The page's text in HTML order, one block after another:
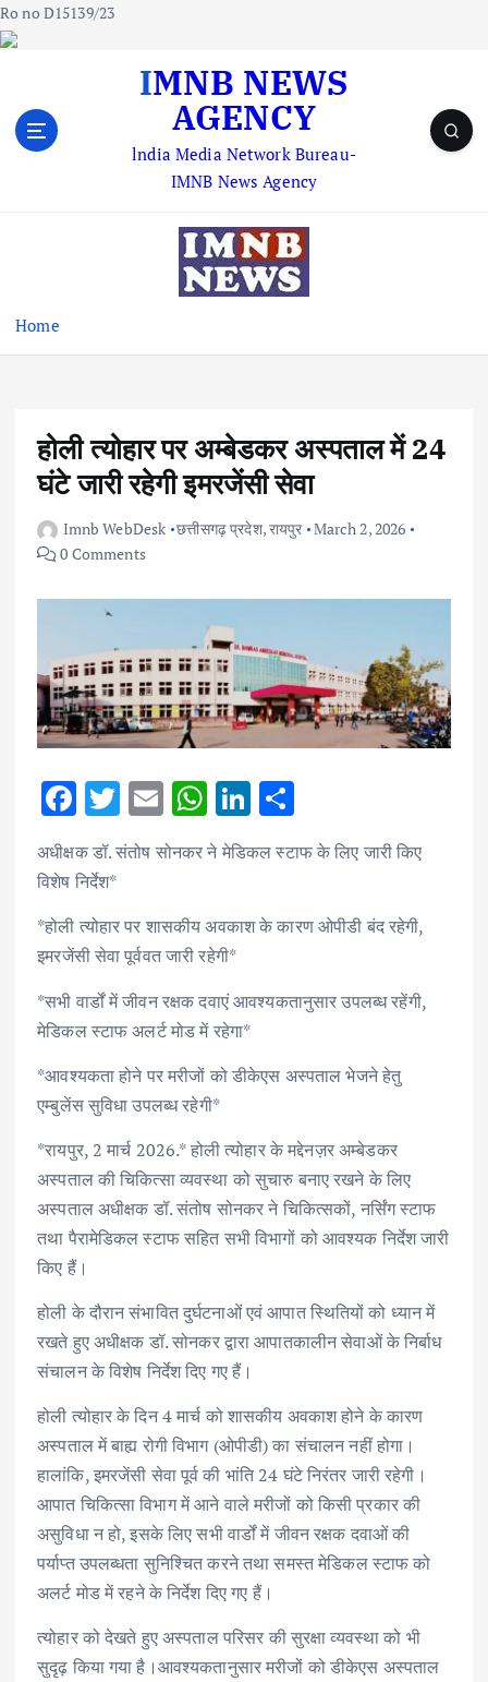
Ro no D15139/23
IMNB NEWS
AGENCY
lndia Media Network Bureau-
IMNB News Agency
Home
होली त्योहार पर अम्बेडकर अस्पताल में 24
घंटे जारी रहेगी इमरजेंसी सेवा
Imnb WebDesk छत्तीसगढ़ प्रदेश,रायपुर March 2, 2026
0 Comments
F
ac
e
b
o
o
k
T
w
it
r
E
m
ai
W
h
at
A
p
p
Li
k
dI
ar
अधीक्षक डॉ. संतोष सोनकर ने मेडिकल स्टाफ के लिए जारी किए
विशेष निर्देश*
*होली त्योहार पर शासकीय अवकाश के कारण ओपीडी बंद रहेगी,
इमरजेंसी सेवा पूर्ववत जारी रहेगी*
*सभी वार्डों में जीवन रक्षक दवाएं आवश्यकतानुसार उपलब्ध रहेंगी,
मेडिकल स्टाफ अलर्ट मोड में रहेगा*
*आवश्यकता होने पर मरीजों को डीकेएस अस्पताल भेजने हेतु
एम्बुलेंस सुविधा उपलब्ध रहेगी*
*रायपुर, 2 मार्च 2026.* होली त्योहार के मद्देनज़र अम्बेडकर
अस्पताल की चिकित्सा व्यवस्था को सुचारु बनाए रखने के लिए
अस्पताल अधीक्षक डॉ. संतोष सोनकर ने चिकित्सकों, नर्सिंग स्टाफ
तथा पैरामेडिकल स्टाफ सहित सभी विभागों को आवश्यक निर्देश जारी
किए हैं।
होली के दौरान संभावित दुर्घटनाओं एवं आपात स्थितियों को ध्यान में
रखते हुए अधीक्षक डॉ. सोनकर द्वारा आपातकालीन सेवाओं के निर्बाध
संचालन के विशेष निर्देश दिए गए हैं।
होली त्योहार के दिन 4 मार्च को शासकीय अवकाश होने के कारण
अस्पताल में बाह्य रोगी विभाग (ओपीडी) का संचालन नहीं होगा।
हालांकि, इमरजेंसी सेवा पूर्व की भांति 24 घंटे निरंतर जारी रहेगी।
आपात चिकित्सा विभाग में आने वाले मरीजों को किसी प्रकार की
असुविधा न हो, इसके लिए सभी वार्डों में जीवन रक्षक दवाओं की
पर्याप्त उपलब्धता सुनिश्चित करने तथा समस्त मेडिकल स्टाफ को
अलर्ट मोड में रहने के निर्देश दिए गए हैं।
त्योहार को देखते हुए अस्पताल परिसर की सुरक्षा व्यवस्था को भी
सुदृढ़ किया गया है।आवश्यकतानुसार मरीजों को डीकेएस अस्पताल